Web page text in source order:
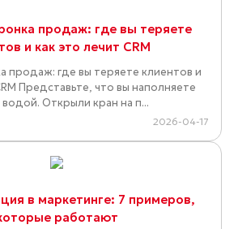
продаж: где вы теряете
и как это лечит CRM
продаж: где вы теряете клиентов и
Представьте, что вы наполняете
Открыли кран на п...
2026-04-17
в маркетинге: 7 примеров,
работают